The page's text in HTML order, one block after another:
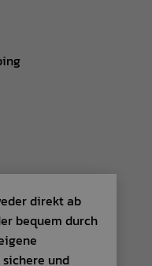
direkt ab
bequem durch
und